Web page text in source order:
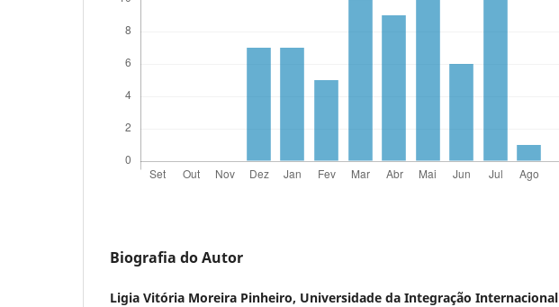
Biografia do Autor
Ligia Vitória Moreira Pinheiro, Universidade da Integração Internacional